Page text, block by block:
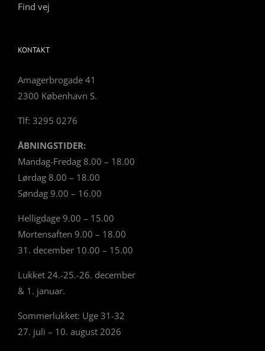
Find vej
KONTAKT
Amagerbrogade 41
2300 København S.
Tlf: 3295 0276
ÅBNINGSTIDER:
Mandag-Fredag 8.00 – 18.00
Lørdag 8.00 – 18.00
Søndag 9.00 – 16.00
Helligdage 9.00 – 15.00
Mortensaften 9.00 – 18.00
31. december 10.00 – 15.00
Lukket 24.-25.-26. december
& 1. januar.
Sommerlukket: Uge 31-32
27. juli – 10. august 2026